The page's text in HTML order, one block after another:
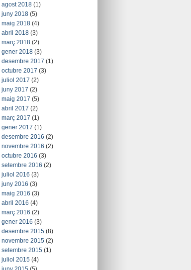
agost 2018(1)
juny 2018(5)
maig 2018(4)
abril 2018(3)
març 2018(2)
gener 2018(3)
desembre 2017 (1)
octubre 2017 (3)
juliol 2017 (2)
juny 2017 (2)
maig 2017 (5)
abril 2017 (2)
març 2017 (1)
gener 2017 (1)
desembre 2016 (2)
novembre 2016 (2)
octubre 2016 (3)
setembre 2016 (2)
juliol 2016 (3)
juny 2016 (3)
maig 2016 (3)
abril 2016 (4)
març 2016 (2)
gener 2016 (3)
desembre 2015(8)
novembre 2015(2)
setembre 2015(1)
juliol 2015(4)